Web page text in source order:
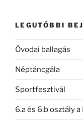
LEGUTÓBBI
Óvodai ballagás
Néptáncgála
Sportfesztivál
6.a és 6.b osztály